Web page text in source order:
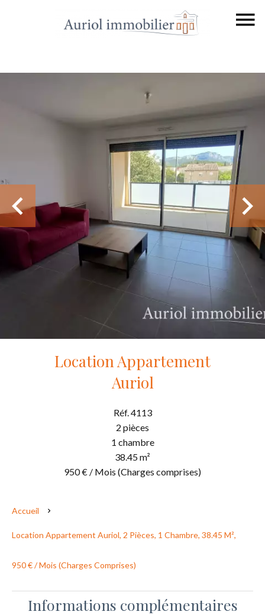
Location Appartement
Auriol
Réf. 4113
2 pièces
1 chambre
38.45 m²
950 € / Mois (Charges comprises)
Accueil
Location Appartement Auriol, 2 Pièces, 1 Chambre, 38.45 M²,
950 € / Mois (Charges Comprises)
Informations complémentaires